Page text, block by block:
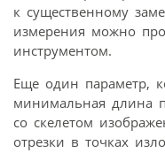
к существенному
измерения можно
инструментом.
Еще один параметр,
минимальная длина
со скелетом
отрезки в точках